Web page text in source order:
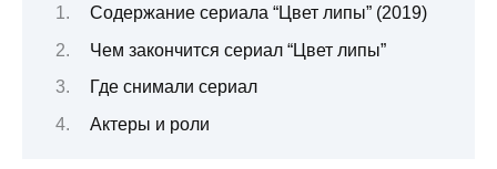
Содержание сериала “Цвет липы” (2019)
Чем закончится сериал “Цвет липы”
Где снимали сериал
Актеры и роли